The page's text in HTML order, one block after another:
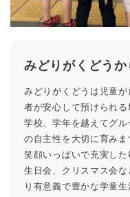
みどりがくどう
みどりがくどうは児童
者が安心して預けられる
学校、学年を越えてグ
の自主性を大切に育みま
笑顔いっぱいで充実し
生日会、クリスマス会
り有意義で豊かな学童